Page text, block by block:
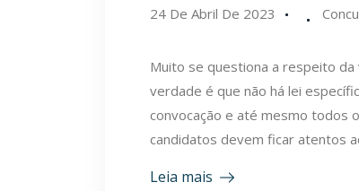
24 De Abril De 2023
Muito se questiona a respeito da
verdade é que não há lei
convocação e até mesmo todos
candidatos devem ficar atentos
Leia mais